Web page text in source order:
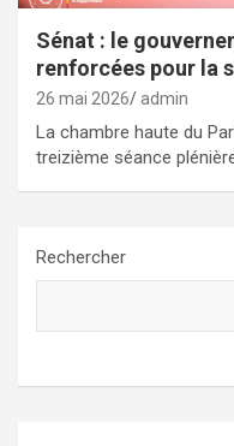
Sénat : le
renforcées pour la
26 mai 2026 admin
La chambre haute du
treizième séance
Rechercher